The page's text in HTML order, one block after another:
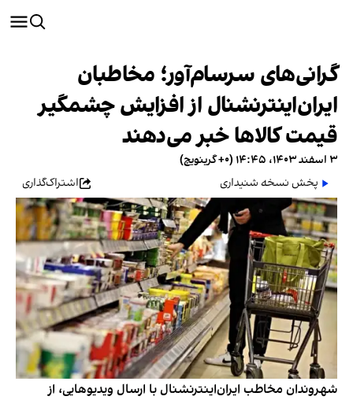
گرانی‌های سرسام‌آور؛ مخاطبان
ایران‌اینترنشنال از افزایش چشمگیر
قیمت کالاها خبر می‌دهند
۳ اسفند ۱۴۰۳، ۱۴:۴۵ (‎+۰ گرینویچ)
پخش نسخه شنیداری
اشتراک‌گذاری
شهروندان مخاطب ایران‌اینترنشنال با ارسال ویدیوهایی، از